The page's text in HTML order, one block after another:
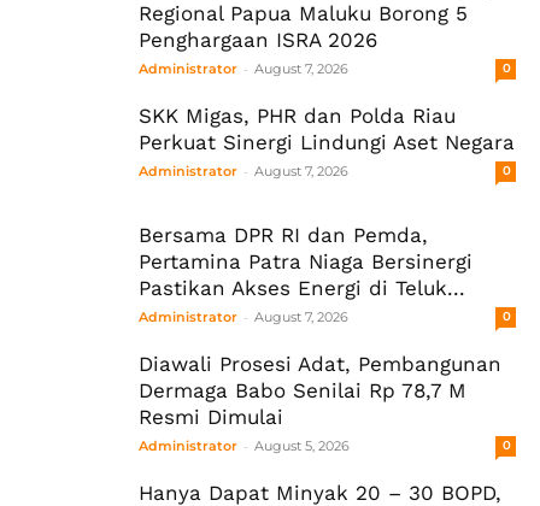
Regional Papua Maluku Borong 5
Penghargaan ISRA 2026
Administrator - August 7, 2026 0
SKK Migas, PHR dan Polda Riau
Perkuat Sinergi Lindungi Aset Negara
Administrator - August 7, 2026 0
Bersama DPR RI dan Pemda,
Pertamina Patra Niaga Bersinergi
Pastikan Akses Energi di Teluk...
Administrator - August 7, 2026 0
Diawali Prosesi Adat, Pembangunan
Dermaga Babo Senilai Rp 78,7 M
Resmi Dimulai
Administrator - August 5, 2026 0
Hanya Dapat Minyak 20 – 30 BOPD,